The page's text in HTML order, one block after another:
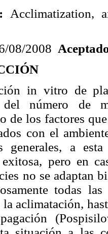
Acclimatization,
08/2008
in vitro de
del número de
de los factores
con el
generales, a
pero en
no se adaptan
todas
la aclimatación,